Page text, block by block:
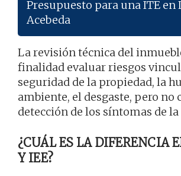
Presupuesto para una ITE en
Acebeda
La revisión técnica del
finalidad evaluar riesgos
seguridad de la propiedad, la
ambiente, el desgaste, pero no
detección de los síntomas de
¿CUÁL ES LA DIFERENCIA
Y IEE?